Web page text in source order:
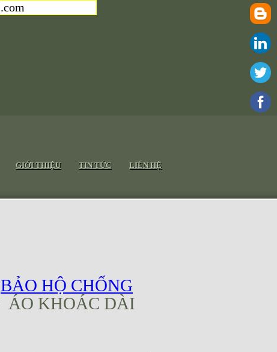
GIỚI THIỆU TIN TỨC LIÊN HỆ
BẢO HỘ CHỐNG
ÁO KHOÁC DÀI